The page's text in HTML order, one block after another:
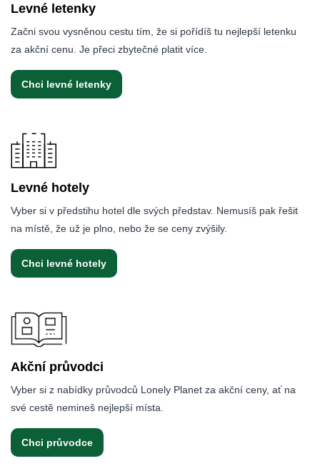
Levné letenky
Začni svou vysněnou cestu tím, že si pořídíš tu nejlepší letenku
za akční cenu. Je přeci zbytečné platit více.
Chci levné letenky
Levné hotely
Vyber si v předstihu hotel dle svých představ. Nemusíš pak řešit
na místě, že už je plno, nebo že se ceny zvýšily.
Chci levné hotely
Akční průvodci
Vyber si z nabídky průvodců Lonely Planet za akční ceny, ať na
své cestě nemineš nejlepší místa.
Chci průvodce